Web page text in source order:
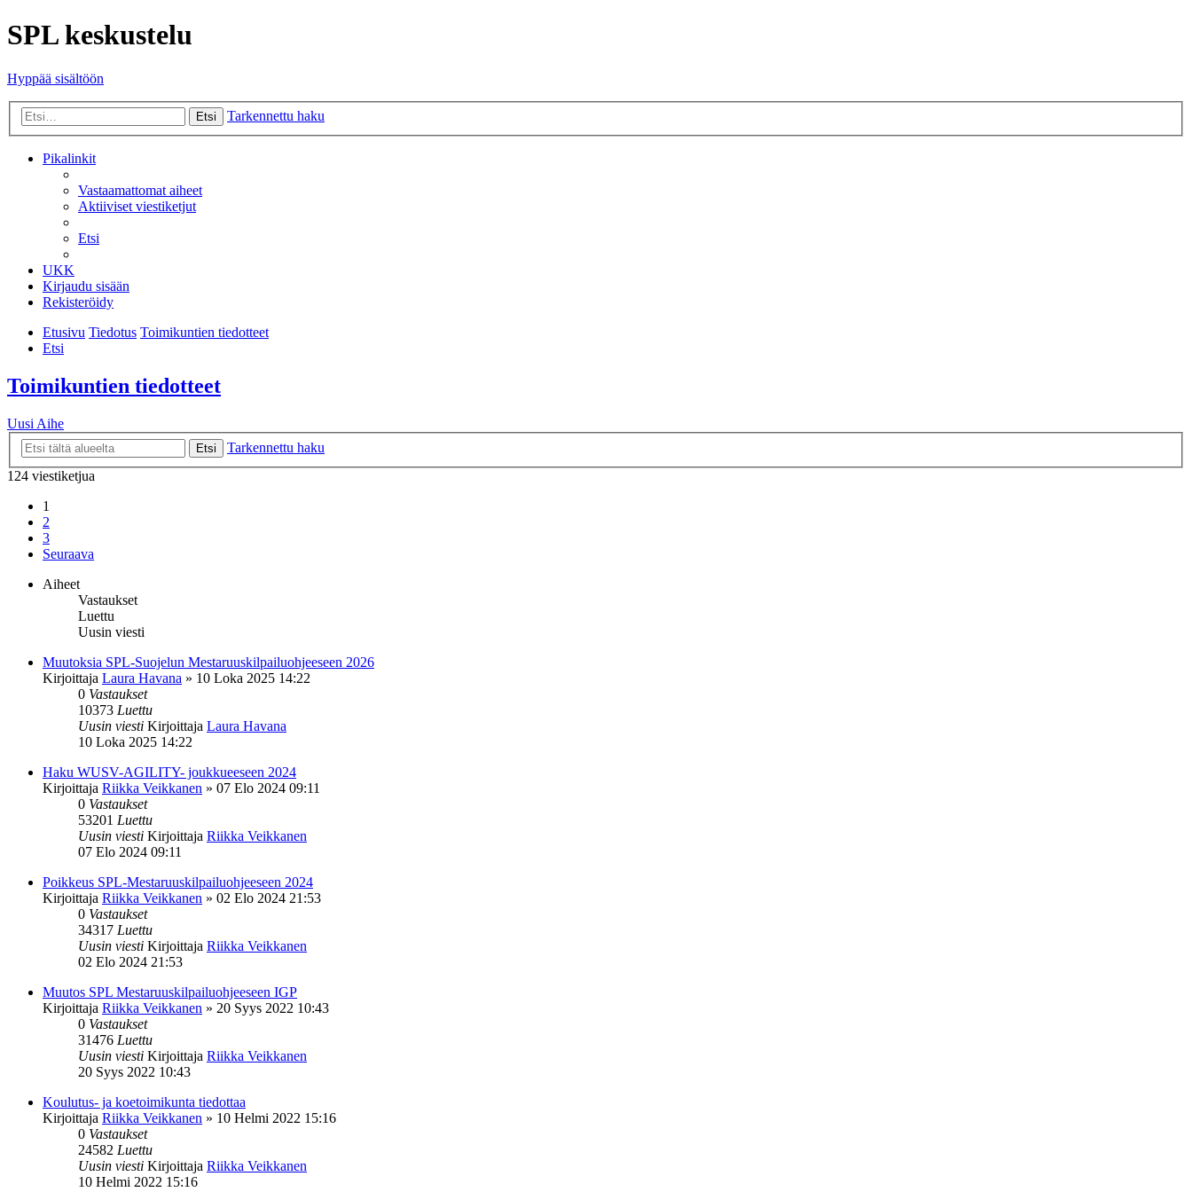
SPL keskustelu
Hyppää sisältöön
Etsi Tarkennettu haku
Pikalinkit
Vastaamattomat aiheet
Aktiiviset viestiketjut
Etsi
UKK
Kirjaudu sisään
Rekisteröidy
Etusivu Tiedotus Toimikuntien tiedotteet
Etsi
Toimikuntien tiedotteet
Uusi Aihe
Etsi
Tarkennettu haku
124 viestiketjua
1
2
3
Seuraava
Aiheet
Vastaukset
Luettu
Uusin viesti
Muutoksia SPL-Suojelun Mestaruuskilpailuohjeeseen 2026
Kirjoittaja Laura Havana » 10 Loka 2025 14:22
0 Vastaukset
10373 Luettu
Uusin viesti Kirjoittaja Laura Havana
10 Loka 2025 14:22
Haku WUSV-AGILITY- joukkueeseen 2024
Kirjoittaja Riikka Veikkanen » 07 Elo 2024 09:11
0 Vastaukset
53201 Luettu
Uusin viesti Kirjoittaja Riikka Veikkanen
07 Elo 2024 09:11
Poikkeus SPL-Mestaruuskilpailuohjeeseen 2024
Kirjoittaja Riikka Veikkanen » 02 Elo 2024 21:53
0 Vastaukset
34317 Luettu
Uusin viesti Kirjoittaja Riikka Veikkanen
02 Elo 2024 21:53
Muutos SPL Mestaruuskilpailuohjeeseen IGP
Kirjoittaja Riikka Veikkanen » 20 Syys 2022 10:43
0 Vastaukset
31476 Luettu
Uusin viesti Kirjoittaja Riikka Veikkanen
20 Syys 2022 10:43
Koulutus- ja koetoimikunta tiedottaa
Kirjoittaja Riikka Veikkanen » 10 Helmi 2022 15:16
0 Vastaukset
24582 Luettu
Uusin viesti Kirjoittaja Riikka Veikkanen
10 Helmi 2022 15:16